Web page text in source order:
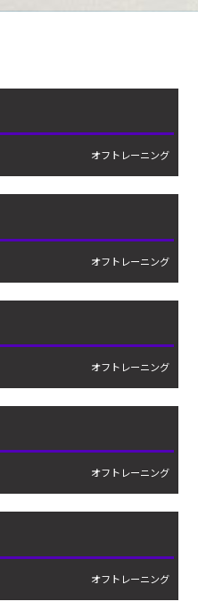
オフトレーニング
オフトレーニング
オフトレーニング
オフトレーニング
オフトレーニング